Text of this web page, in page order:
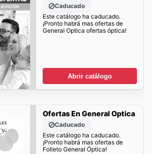
Caducado
Este catálogo ha caducado.
¡Pronto habrá mas ofertas de
General Optica ofertas óptica!
Abrir catálogo
Ofertas En General Optica
Caducado
Este catálogo ha caducado.
¡Pronto habrá mas ofertas de
Folleto General Óptica!